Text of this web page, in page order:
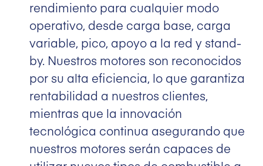
rendimiento para cualquier modo
operativo, desde carga base, carga
variable, pico, apoyo a la red y stand-
by. Nuestros motores son reconocidos
por su alta eficiencia, lo que garantiza
rentabilidad a nuestros clientes,
mientras que la innovación
tecnológica continua asegurando que
nuestros motores serán capaces de